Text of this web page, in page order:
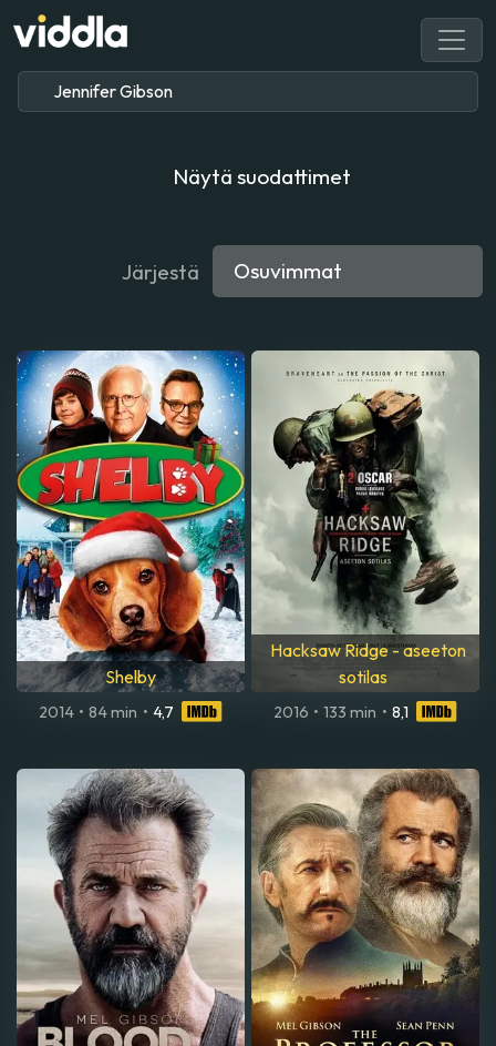
Näytä suodattimet
Järjestä
Shelby
2014 • 84 min • 4,7
Hacksaw Ridge - aseeton
sotilas
2016 • 133 min • 8,1